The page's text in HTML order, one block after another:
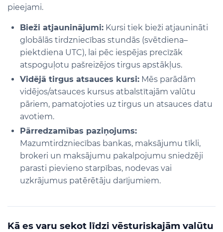
pieejami.
Bieži atjauninājumi: Kursi tiek bieži atjaunināti
globālās tirdzniecības stundās (svētdiena–
piektdiena UTC), lai pēc iespējas precīzāk
atspoguļotu pašreizējos tirgus apstākļus.
Vidējā tirgus atsauces kursi: Mēs parādām
vidējos/atsauces kursus atbalstītajām valūtu
pāriem, pamatojoties uz tirgus un atsauces datu
avotiem.
Pārredzamības paziņojums:
Mazumtirdzniecības bankas, maksājumu tīkli,
brokeri un maksājumu pakalpojumu sniedzēji
parasti pievieno starpības, nodevas vai
uzkrājumus patērētāju darījumiem.
Kā es varu sekot līdzi vēsturiskajām valūtu